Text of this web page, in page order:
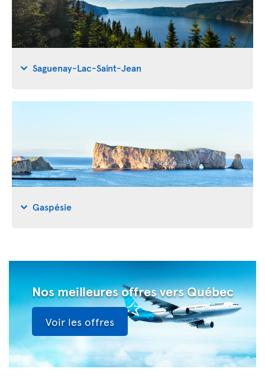
Saguenay-Lac-Saint-Jean
Gaspésie
Nos meilleures offres vers Québec
Voir les offres